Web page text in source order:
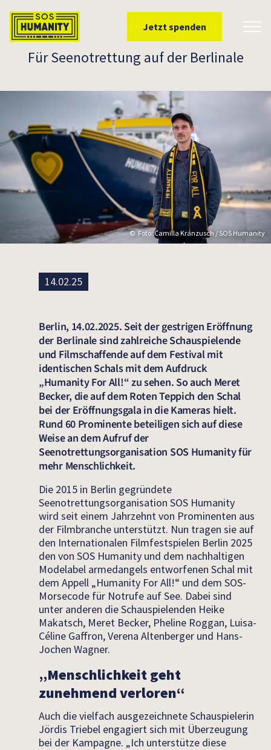
Jetzt spenden
Für Seenotrettung auf der Berlinale
Foto: Camilla Kranzusch / SOS Humanity
14.02.25
Berlin, 14.02.2025. Seit der gestrigen Eröffnung
der Berlinale sind zahlreiche Schauspielende
und Filmschaffende auf dem Festival mit
identischen Schals mit dem Aufdruck
„Humanity For All!“ zu sehen. So auch Meret
Becker, die auf dem Roten Teppich den Schal
bei der Eröffnungsgala in die Kameras hielt.
Rund 60 Prominente beteiligen sich auf diese
Weise an dem Aufruf der
Seenotrettungsorganisation SOS Humanity für
mehr Menschlichkeit.
Die 2015 in Berlin gegründete
Seenotrettungsorganisation SOS Humanity
wird seit einem Jahrzehnt von Prominenten aus
der Filmbranche unterstützt. Nun tragen sie auf
den Internationalen Filmfestspielen Berlin 2025
den von SOS Humanity und dem nachhaltigen
Modelabel armedangels entworfenen Schal mit
dem Appell „Humanity For All!“ und dem SOS-
Morsecode für Notrufe auf See. Dabei sind
unter anderen die Schauspielenden Heike
Makatsch, Meret Becker, Pheline Roggan, Luisa-
Céline Gaffron, Verena Altenberger und Hans-
Jochen Wagner.
„Menschlichkeit geht
zunehmend verloren“
Auch die vielfach ausgezeichnete Schauspielerin
Jördis Triebel engagiert sich mit Überzeugung
bei der Kampagne. „Ich unterstütze diese